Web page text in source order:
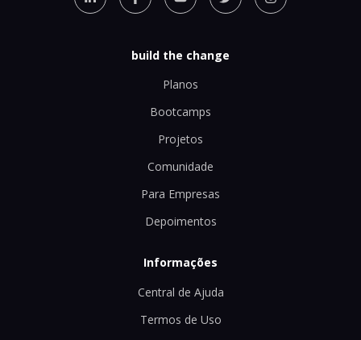
build the change
Planos
Bootcamps
Projetos
Comunidade
Para Empresas
Depoimentos
Informações
Central de Ajuda
Termos de Uso